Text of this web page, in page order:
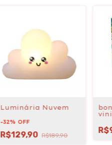
Luminária Nuvem
-32% OFF
R$129,90 R$189,90